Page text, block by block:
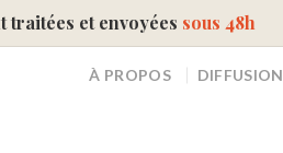
traitées et envoyées sous 48h
À PROPOS DIFFUSION